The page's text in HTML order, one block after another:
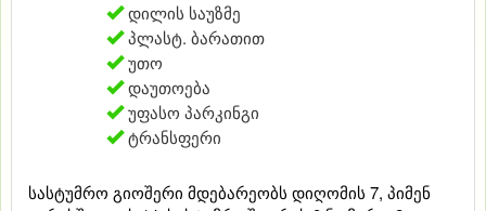
დილის საუზმე
პლასტ. ბარათით
უთო
დაუთოება
უფასო პარკინგი
ტრანსფერი
სასტუმრო გიოშერი მდებარეობს დიღომის 7, პიმენ